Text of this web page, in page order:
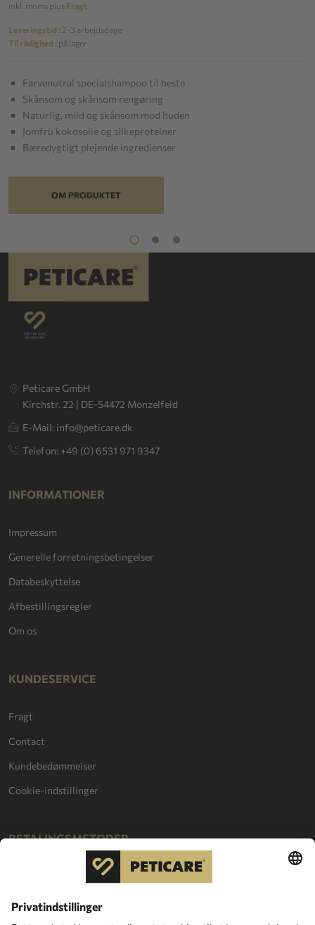
inkl. moms plus Fragt
Leveringstid : 2-3 arbejdsdage
Til rådighed : på lager
Farvenutral specialshampoo til heste
Skånsom og skånsom rengøring
Naturlig, mild og skånsom mod huden
Jomfru kokosolie og silkeproteiner
Bæredygtigt plejende ingredienser
OM PRODUKTET
Peticare GmbH
Kirchstr. 22 | DE-54472 Monzelfeld
E-Mail: info@peticare.dk
Telefon: +49 (0) 6531 971 9347
INFORMATIONER
Impressum
Generelle forretningsbetingelser
Databeskyttelse
Afbestillingsregler
Om os
KUNDESERVICE
Fragt
Contact
Kundebedømmelser
Cookie-indstillinger
BETALINGSMETODER